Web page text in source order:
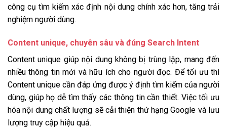
công cụ tìm kiếm xác định nội dung chính xác hơn, tăng trải
nghiệm người dùng.
Content unique, chuyên sâu và đúng Search Intent
Content unique giúp nội dung không bị trùng lặp, mang đến
nhiều thông tin mới và hữu ích cho người đọc. Để tối ưu thì
Content unique cần đáp ứng được ý định tìm kiếm của người
dùng, giúp họ dễ tìm thấy các thông tin cần thiết. Việc tối ưu
hóa nội dung chất lượng sẽ cải thiện thứ hạng Google và lưu
lượng truy cập hiệu quả.